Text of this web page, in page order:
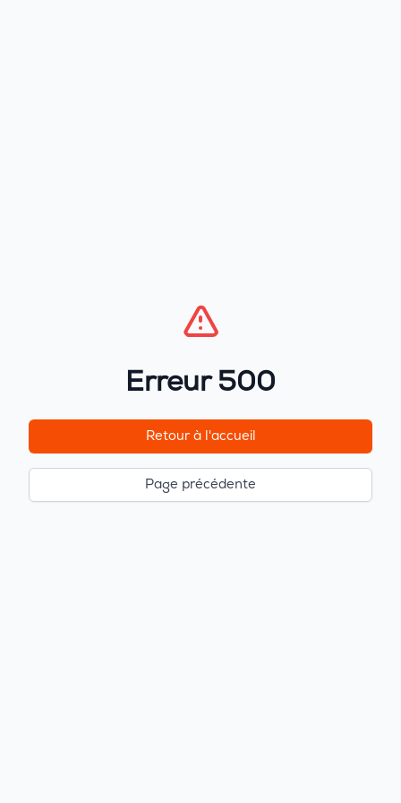
Erreur 500
Retour à l'accueil
Page précédente